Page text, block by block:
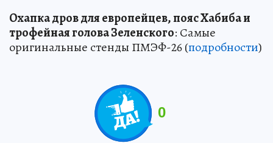
Охапка дров для европейцев, пояс Хабиба и
трофейная голова Зеленского: Самые
оригинальные стенды ПМЭФ-26 (подробности)
0